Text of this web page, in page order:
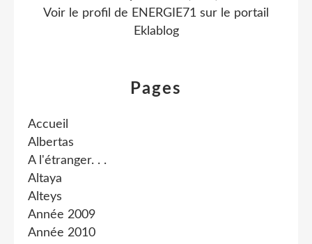
Pages
Accueil
Albertas
A l'étranger. . .
Altaya
Alteys
Année 2009
Année 2010
Voir le profil de ENERGIE71 sur le portail
Eklablog